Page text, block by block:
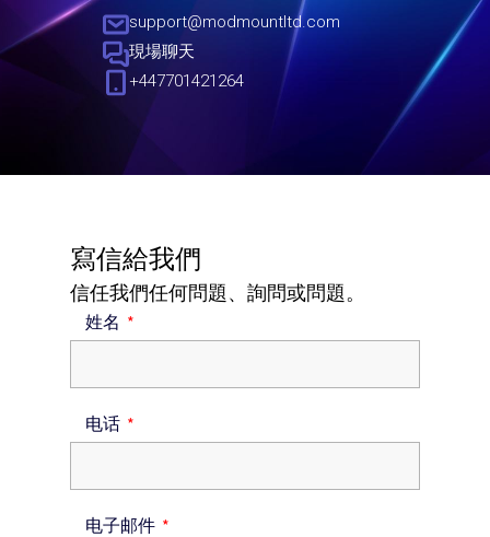
support@modmountltd.com
現場聊天
+447701421264
寫信給我們
信任我們任何問題、詢問或問題。
姓名
电话
电子邮件